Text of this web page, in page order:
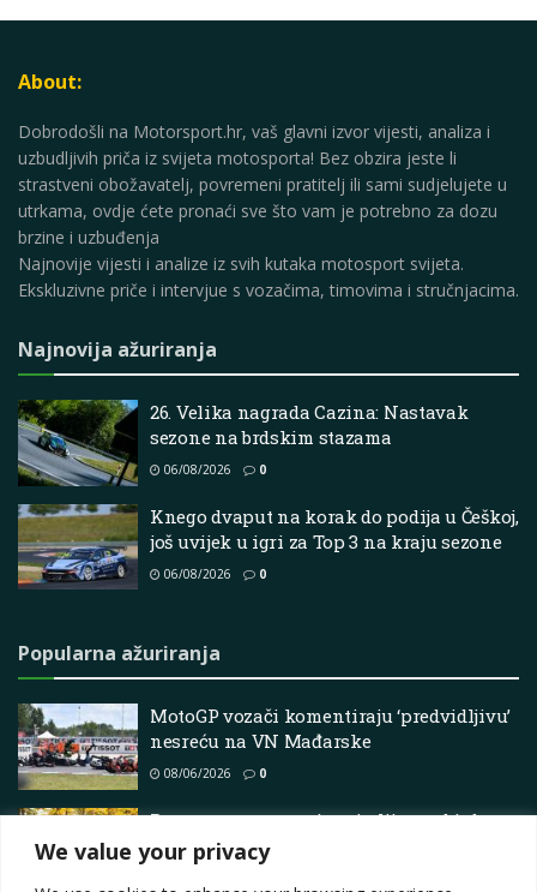
We value your privacy
About:
Dobrodošli na Motorsport.hr, vaš glavni izvor vijesti, analiza i
uzbudljivih priča iz svijeta motosporta! Bez obzira jeste li
strastveni obožavatelj, povremeni pratitelj ili sami sudjelujete u
utrkama, ovdje ćete pronaći sve što vam je potrebno za dozu
brzine i uzbuđenja
Najnovije vijesti i analize iz svih kutaka motosport svijeta.
Ekskluzivne priče i intervjue s vozačima, timovima i stručnjacima.
Najnovija ažuriranja
26. Velika nagrada Cazina: Nastavak
sezone na brdskim stazama
06/08/2026 0
Knego dvaput na korak do podija u Češkoj,
još uvijek u igri za Top 3 na kraju sezone
06/08/2026 0
Popularna ažuriranja
MotoGP vozači komentiraju ‘predvidljivu’
nesreću na VN Mađarske
08/06/2026 0
Rovanpera ostvaruje uvjerljivu pobjedu,
Toyota osigurava titulu proizvođača